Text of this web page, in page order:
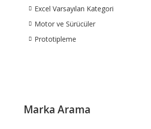
Excel Varsayılan Kategori
Motor ve Sürücüler
Prototipleme
Marka Arama